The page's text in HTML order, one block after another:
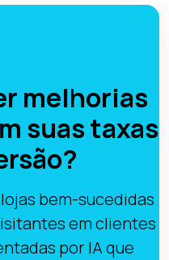
melhorias
suas taxas
bem-sucedidas
em clientes
por IA que